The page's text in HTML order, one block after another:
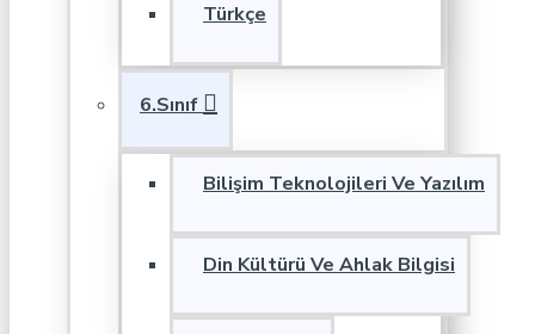
Türkçe
6.Sınıf
Bilişim Teknolojileri Ve Yazılım
Din Kültürü Ve Ahlak Bilgisi